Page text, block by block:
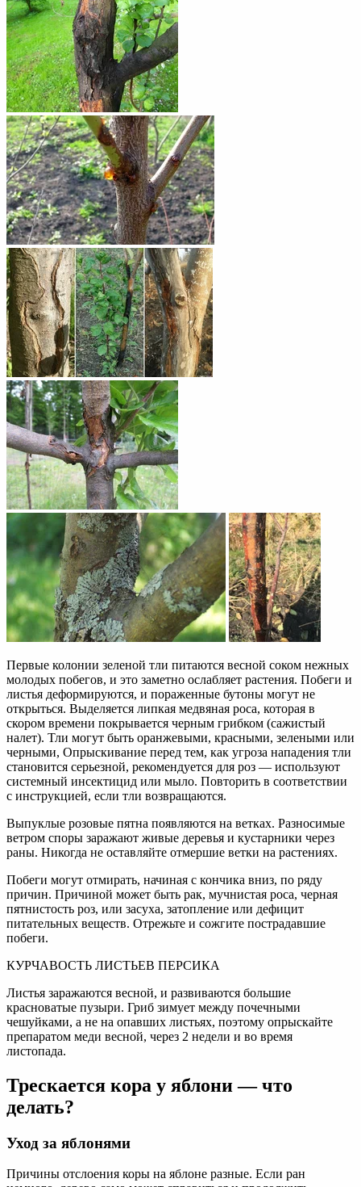
Первые колонии зеленой тли питаются весной соком нежных
молодых побегов, и это заметно ослабляет растения. Побеги и
листья деформируются, и пораженные бутоны могут не
открыться. Выделяется липкая медвяная роса, которая в
скором времени покрывается черным грибком (сажистый
налет). Тли могут быть оранжевыми, красными, зелеными или
черными, Опрыскивание перед тем, как угроза нападения тли
становится серьезной, рекомендуется для роз — используют
системный инсектицид или мыло. Повторить в соответствии
с инструкцией, если тли возвращаются.
Выпуклые розовые пятна появляются на ветках. Разносимые
ветром споры заражают живые деревья и кустарники через
раны. Никогда не оставляйте отмершие ветки на растениях.
Побеги могут отмирать, начиная с кончика вниз, по ряду
причин. Причиной может быть рак, мучнистая роса, черная
пятнистость роз, или засуха, затопление или дефицит
питательных веществ. Отрежьте и сожгите пострадавшие
побеги.
КУРЧАВОСТЬ ЛИСТЬЕВ ПЕРСИКА
Листья заражаются весной, и развиваются большие
красноватые пузыри. Гриб зимует между почечными
чешуйками, а не на опавших листьях, поэтому опрыскайте
препаратом меди весной, через 2 недели и во время
листопада.
Трескается кора у яблони — что
делать?
Уход за яблонями
Причины отслоения коры на яблоне разные. Если ран